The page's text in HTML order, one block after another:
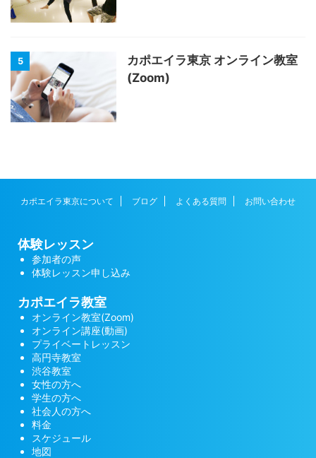
5
カポエイラ東京 オンライン教室
(Zoom)
カポエイラ東京について ブログ よくある質問 お問い合わせ
体験レッスン
参加者の声
体験レッスン申し込み
カポエイラ教室
オンライン教室(Zoom)
オンライン講座(動画)
プライベートレッスン
高円寺教室
渋谷教室
女性の方へ
学生の方へ
社会人の方へ
料金
スケジュール
地図